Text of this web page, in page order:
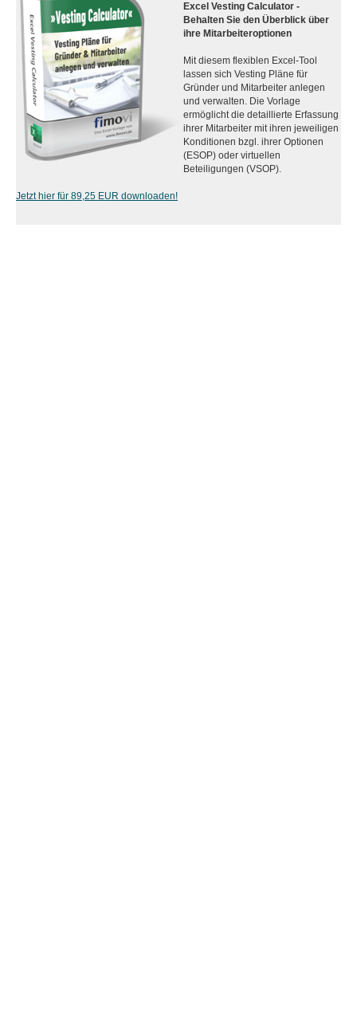
Excel Vesting Calculator -
Behalten Sie den Überblick über
ihre Mitarbeiteroptionen
Mit diesem flexiblen Excel-Tool
lassen sich Vesting Pläne für
Gründer und Mitarbeiter anlegen
und verwalten. Die Vorlage
ermöglicht die detaillierte Erfassung
ihrer Mitarbeiter mit ihren jeweiligen
Konditionen bzgl. ihrer Optionen
(ESOP) oder virtuellen
Beteiligungen (VSOP).
Jetzt hier für 89,25 EUR downloaden!